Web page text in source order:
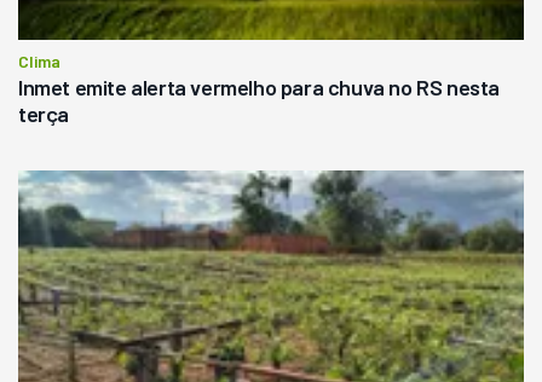
Clima
Inmet emite alerta vermelho para chuva no RS nesta
terça